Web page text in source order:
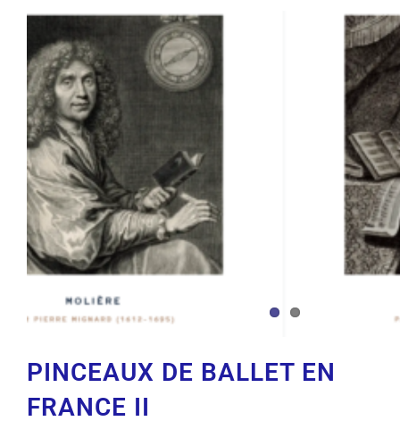
Warning
/home/dancingf/domains/
content/themes/Avada/new-slideshow.php
PINCEAUX DE BALLET EN
FRANCE II